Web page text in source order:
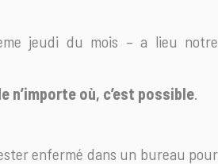
jeudi du mois – a lieu notre
n’importe où, c’est possible.
enfermé dans un bureau pour